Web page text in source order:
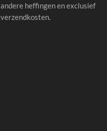
andere heffingen en exclusief
verzendkosten.